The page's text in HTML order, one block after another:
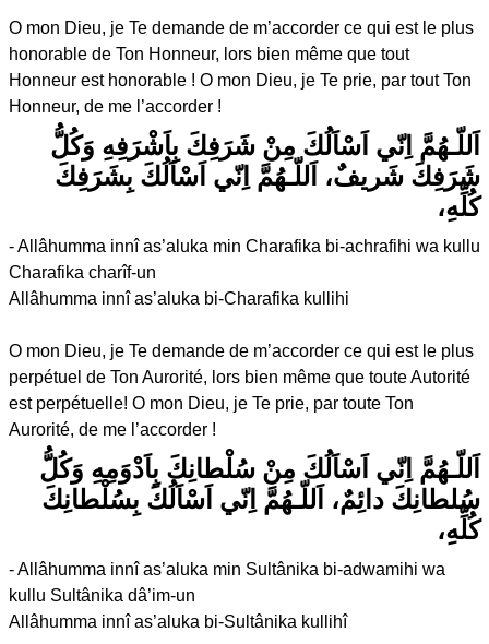
O mon Dieu, je Te demande de m’accorder ce qui est le plus
honorable de Ton Honneur, lors bien même que tout
Honneur est honorable ! O mon Dieu, je Te prie, par tout Ton
Honneur, de me l’accorder !
اَللّـهُمَّ اِنّي اَسْاَلُكَ مِنْ شَرَفِكَ بِاَشْرَفِهِ وَكُلُّ
شَرَفِكَ شَريفٌ، اَللّـهُمَّ اِنّي اَسْاَلُكَ بِشَرَفِكَ
كُلِّهِ،
- Allâhumma innî as’aluka min Charafika bi-achrafihi wa kullu
Charafika charîf-un
Allâhumma innî as’aluka bi-Charafika kullihi
O mon Dieu, je Te demande de m’accorder ce qui est le plus
perpétuel de Ton Aurorité, lors bien même que toute Autorité
est perpétuelle! O mon Dieu, je Te prie, par toute Ton
Aurorité, de me l’accorder !
اَللّـهُمَّ اِنّي اَسْاَلُكَ مِنْ سُلْطانِكَ بِاَدْوَمِهِ وَكُلُّ
سُلطانِكَ دائِمٌ، اَللّـهُمَّ اِنّي اَسْاَلُكَ بِسُلْطانِكَ
كُلِّهِ،
- Allâhumma innî as’aluka min Sultânika bi-adwamihi wa
kullu Sultânika dâ’im-un
Allâhumma innî as’aluka bi-Sultânika kullihî